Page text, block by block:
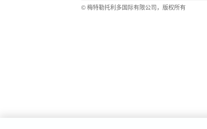
© 梅特勒托利多国际有限公司，版权所有